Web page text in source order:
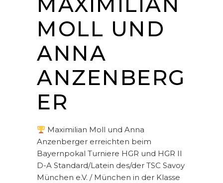
MOLL UND
ANNA
ANZENBERG
ER
Maximilian Moll und Anna
Anzenberger erreichten beim
Bayernpokal Turniere HGR und HGR II
D-A Standard/Latein des/der TSC Savoy
München e.V. / München in der Klasse